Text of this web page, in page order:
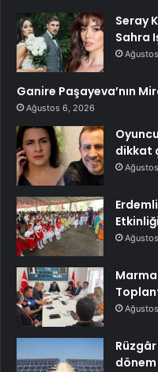
Seray
Sahra
Ganire Paşayeva’nın
Ağustos 6, 2026
dikkat
Etkinliği
dönem